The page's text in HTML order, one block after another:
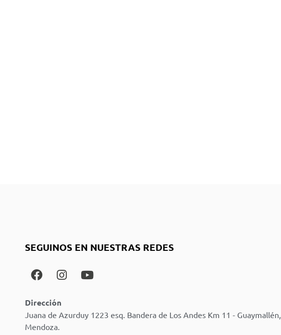
SEGUINOS EN NUESTRAS REDES
Dirección
Juana de Azurduy 1223 esq. Bandera de Los Andes Km 11 - Guaymallén,
Mendoza.